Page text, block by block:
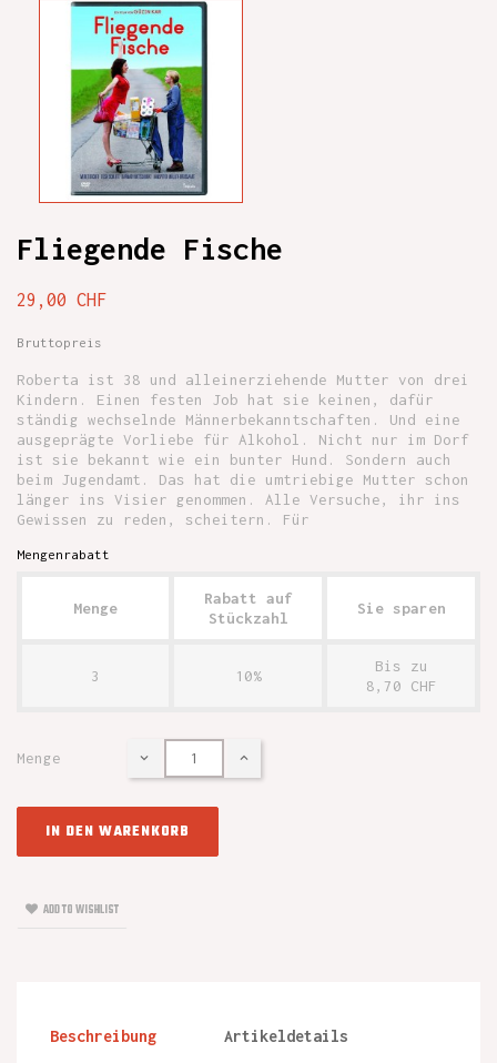
Fliegende Fische
29,00 CHF
Bruttopreis
Roberta ist 38 und alleinerziehende Mutter von drei
Kindern. Einen festen Job hat sie keinen, dafür
ständig wechselnde Männerbekanntschaften. Und eine
ausgeprägte Vorliebe für Alkohol. Nicht nur im Dorf
ist sie bekannt wie ein bunter Hund. Sondern auch
beim Jugendamt. Das hat die umtriebige Mutter schon
länger ins Visier genommen. Alle Versuche, ihr ins
Gewissen zu reden, scheitern. Für
Mengenrabatt
Menge
Rabatt auf
Stückzahl
Sie sparen
3 10%
Bis zu
8,70 CHF
Menge
IN DEN WARENKORB
ADD TO WISHLIST
Beschreibung Artikeldetails